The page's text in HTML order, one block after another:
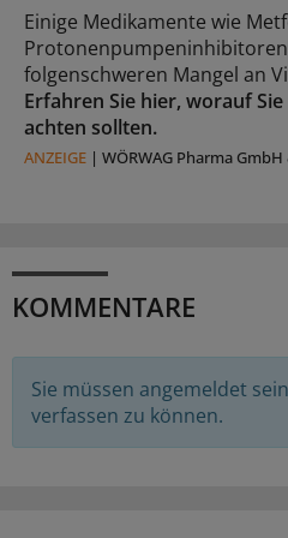
Einige Medikamente wie
Protonenpumpeninhibitoren
folgenschweren Mangel an
Erfahren Sie hier, worauf
achten sollten.
ANZEIGE | WÖRWAG Pharma GmbH
KOMMENTARE
Sie müssen angemeldet
verfassen zu können.